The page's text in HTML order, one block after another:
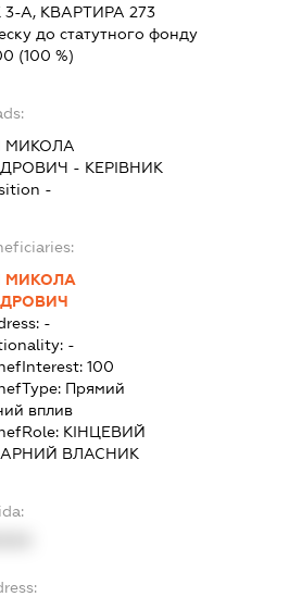
А, КВАРТИРА 273
до статутного фонду
(100 %)
МИКОЛА
- КЕРІВНИК
-
МИКОЛА
-
-
100
Прямий
вплив
КІНЦЕВИЙ
ВЛАСНИК